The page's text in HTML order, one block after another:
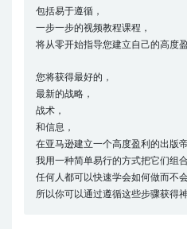
包括易于遵循，
一步一步的视频教程课程，
将从零开始指导您建立自己的高度
您将获得最好的，
最新的战略，
战术，
和信息，
在亚马逊建立一个高度盈利的出版帝
我用一种简单易行的方式把它们组
任何人都可以快速学会如何做而不
所以你可以通过遵循这些步骤获得